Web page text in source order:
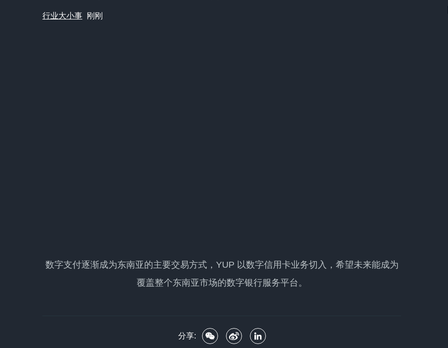
行业大小事 刚刚
数字支付逐渐成为东南亚的主要交易方式，YUP 以数字信用卡业务切入，希望未来能成为
覆盖整个东南亚市场的数字银行服务平台。
分享: